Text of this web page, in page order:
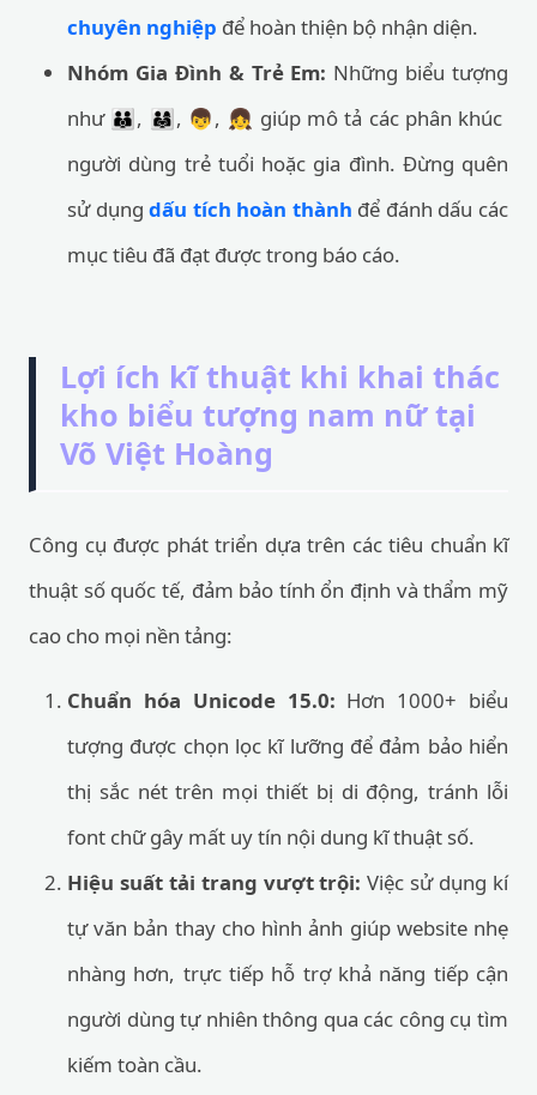
chuyên nghiệp để hoàn thiện bộ nhận diện.
Nhóm Gia Đình & Trẻ Em: Những biểu tượng
như 👪, 👨‍👩‍👧, 👦, 👧 giúp mô tả các phân khúc
người dùng trẻ tuổi hoặc gia đình. Đừng quên
sử dụngdấu tích hoàn thành để đánh dấu các
mục tiêu đã đạt được trong báo cáo.
Lợi ích kĩ thuật khi khai thác
kho biểu tượng nam nữ tại
Võ Việt Hoàng
Công cụ được phát triển dựa trên các tiêu chuẩn kĩ
thuật số quốc tế, đảm bảo tính ổn định và thẩm mỹ
cao cho mọi nền tảng:
Chuẩn hóa Unicode 15.0: Hơn 1000+ biểu
tượng được chọn lọc kĩ lưỡng để đảm bảo hiển
thị sắc nét trên mọi thiết bị di động, tránh lỗi
font chữ gây mất uy tín nội dung kĩ thuật số.
Hiệu suất tải trang vượt trội: Việc sử dụng kí
tự văn bản thay cho hình ảnh giúp website nhẹ
nhàng hơn, trực tiếp hỗ trợ khả năng tiếp cận
người dùng tự nhiên thông qua các công cụ tìm
kiếm toàn cầu.